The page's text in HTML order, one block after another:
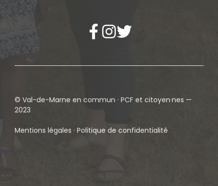
© Val-de-Marne en commun · PCF et citoyen·nes —
2023
Mentions légales · Politique de confidentialité